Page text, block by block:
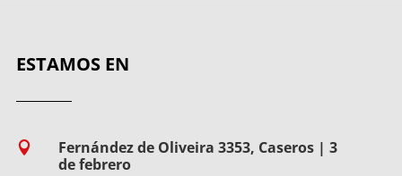
ESTAMOS EN

Fernández de Oliveira 3353, Caseros | 3
de febrero